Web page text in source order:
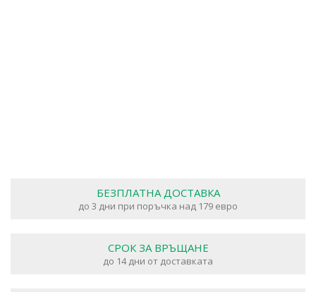
БЕЗПЛАТНА ДОСТАВКА
до 3 дни при поръчка над 179 евро
СРОК ЗА ВРЪЩАНЕ
до 14 дни от доставката